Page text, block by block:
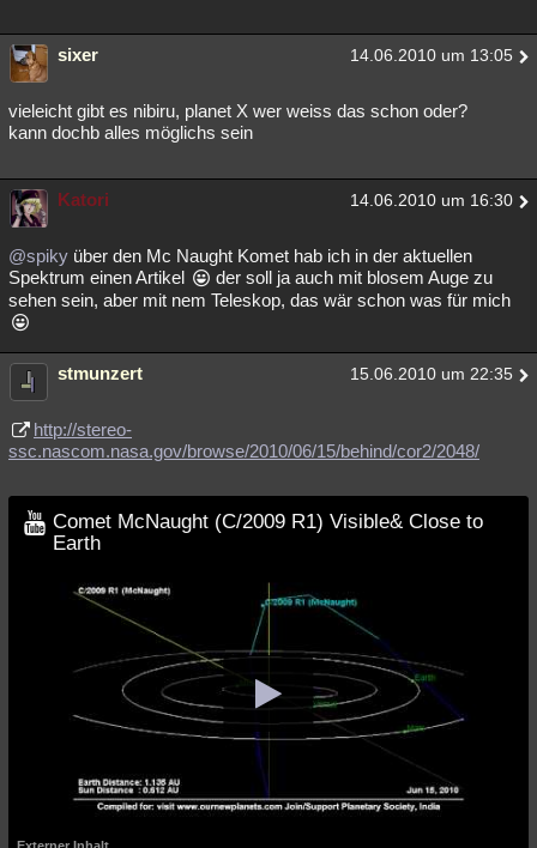
sixer 14.06.2010 um 13:05
vieleicht gibt es nibiru, planet X wer weiss das schon oder?
kann dochb alles möglichs sein
Katori 14.06.2010 um 16:30
@spiky über den Mc Naught Komet hab ich in der aktuellen
Spektrum einen Artikel
der soll ja auch mit blosem Auge zu
sehen sein, aber mit nem Teleskop, das wär schon was für mich
stmunzert 15.06.2010 um 22:35
http://stereo-
ssc.nascom.nasa.gov/browse/2010/06/15/behind/cor2/2048/
Comet McNaught (C/2009 R1) Visible& Close to
Earth